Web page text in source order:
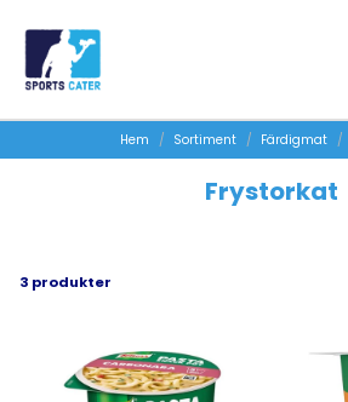
Hem Sortiment Färdigmat
Frystorkat
3 produkter